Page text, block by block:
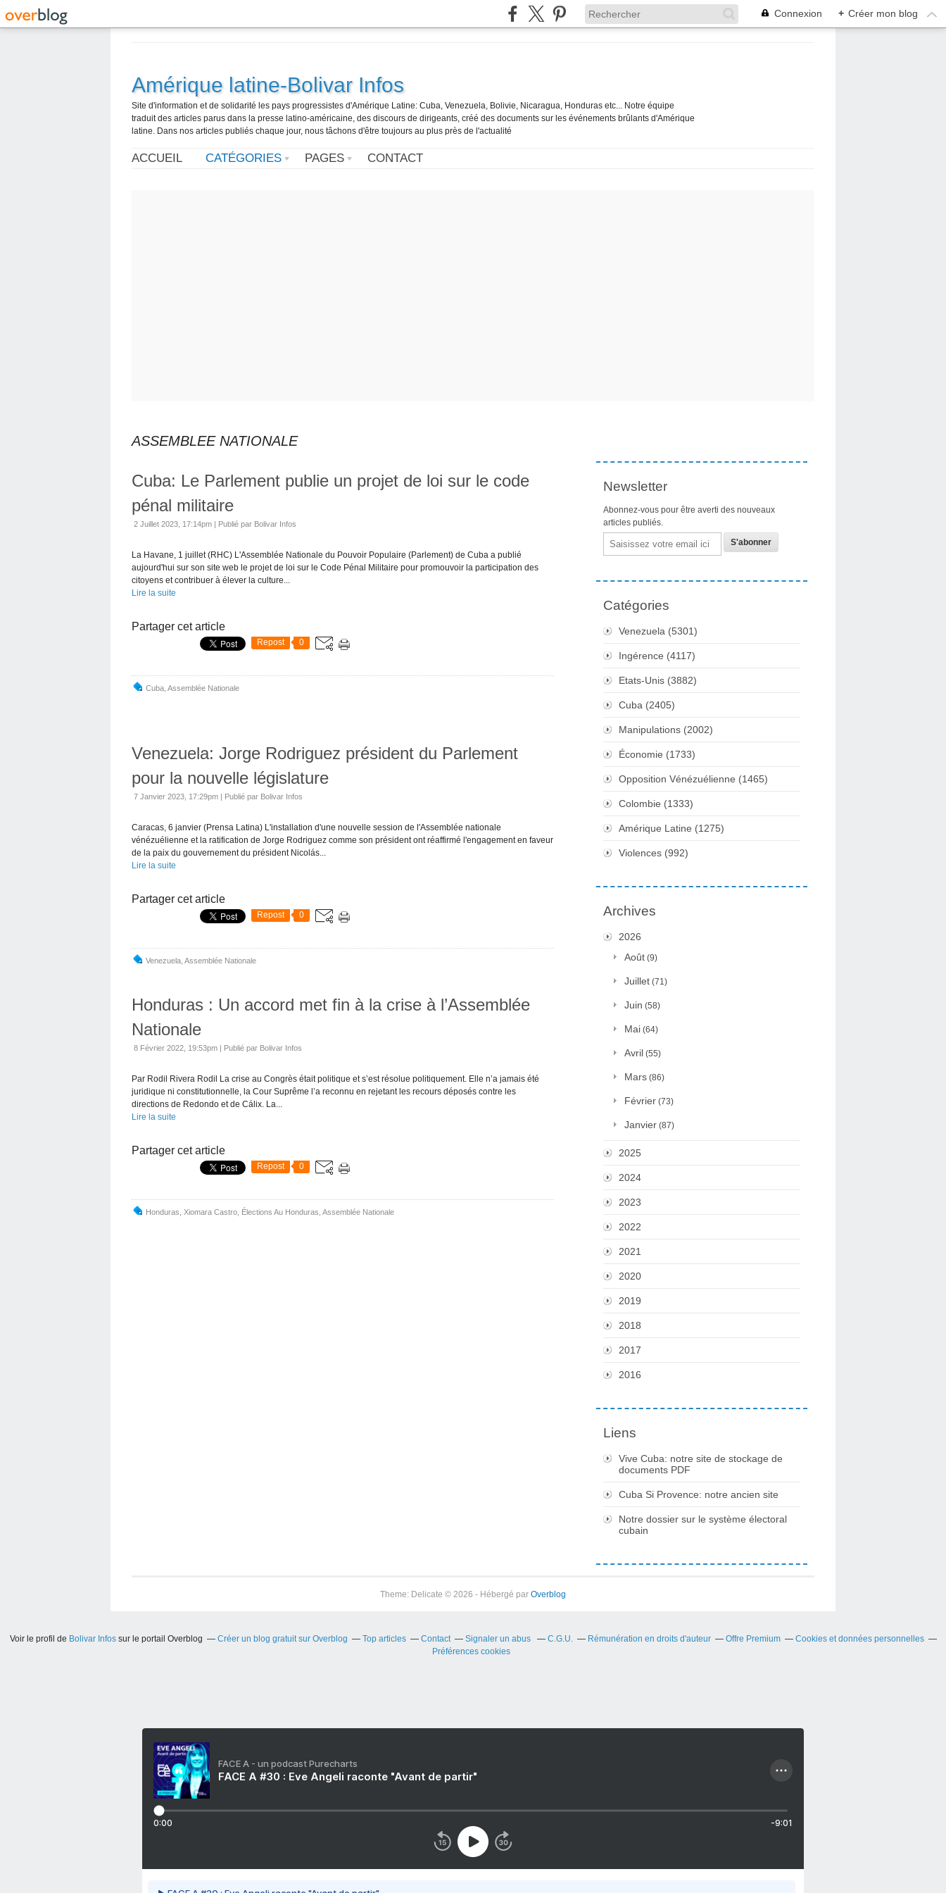
Connexion + Créer mon blog
Amérique latine-Bolivar Infos
Site d'information et de solidarité les pays progressistes d'Amérique Latine: Cuba, Venezuela, Bolivie, Nicaragua, Honduras etc... Notre équipe
traduit des articles parus dans la presse latino-américaine, des discours de dirigeants, créé des documents sur les événements brûlants d'Amérique
latine. Dans nos articles publiés chaque jour, nous tâchons d'être toujours au plus près de l'actualité
ACCUEIL CATÉGORIES PAGES CONTACT
ASSEMBLEE NATIONALE
Cuba: Le Parlement publie un projet de loi sur le code
pénal militaire
2 Juillet 2023, 17:14pm | Publié par Bolivar Infos
La Havane, 1 juillet (RHC) L'Assemblée Nationale du Pouvoir Populaire (Parlement) de Cuba a publié
aujourd'hui sur son site web le projet de loi sur le Code Pénal Militaire pour promouvoir la participation des
citoyens et contribuer à élever la culture...
Lire la suite
Partager cet article
Repost 0
Cuba Assemblée Nationale
Venezuela: Jorge Rodriguez président du Parlement
pour la nouvelle législature
7 Janvier 2023, 17:29pm | Publié par Bolivar Infos
Caracas, 6 janvier (Prensa Latina) L'installation d'une nouvelle session de l'Assemblée nationale
vénézuélienne et la ratification de Jorge Rodriguez comme son président ont réaffirmé l'engagement en faveur
de la paix du gouvernement du président Nicolás...
Lire la suite
Partager cet article
Repost 0
Venezuela Assemblée Nationale
Honduras : Un accord met fin à la crise à l’Assemblée
Nationale
8 Février 2022, 19:53pm | Publié par Bolivar Infos
Par Rodil Rivera Rodil La crise au Congrès était politique et s’est résolue politiquement. Elle n’a jamais été
juridique ni constitutionnelle, la Cour Suprême l’a reconnu en rejetant les recours déposés contre les
directions de Redondo et de Cálix. La...
Lire la suite
Partager cet article
Repost 0
Honduras Xiomara Castro Élections Au Honduras Assemblée Nationale
Newsletter
Abonnez-vous pour être averti des nouveaux
articles publiés.
Email
Catégories
Venezuela (5301)
Ingérence (4117)
Etats-Unis (3882)
Cuba (2405)
Manipulations (2002)
Économie (1733)
Opposition Vénézuélienne (1465)
Colombie (1333)
Amérique Latine (1275)
Violences (992)
Archives
2026
Août (9)
Juillet (71)
Juin (58)
Mai (64)
Avril (55)
Mars (86)
Février (73)
Janvier (87)
2025
2024
2023
2022
2021
2020
2019
2018
2017
2016
Liens
Vive Cuba: notre site de stockage de
documents PDF
Cuba Si Provence: notre ancien site
Notre dossier sur le système électoral
cubain
Theme: Delicate © 2026 - Hébergé par Overblog
Voir le profil de Bolivar Infossur le portail Overblog Créer un blog gratuit sur Overblog Top articles Contact Signaler un abus C.G.U. Rémunération en droits d'auteur Offre Premium
Cookies et données personnelles
Préférences cookies
FACE A - un podcast Purecharts
FACE A #30 : Eve Angeli raconte "Avant de partir"
0:00 -9:01